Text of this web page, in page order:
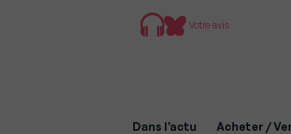
Votre avis
Dans l’actu Acheter /